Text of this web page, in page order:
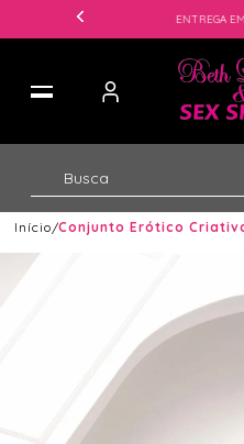
ENTREGA
Início Conjunto Erótico